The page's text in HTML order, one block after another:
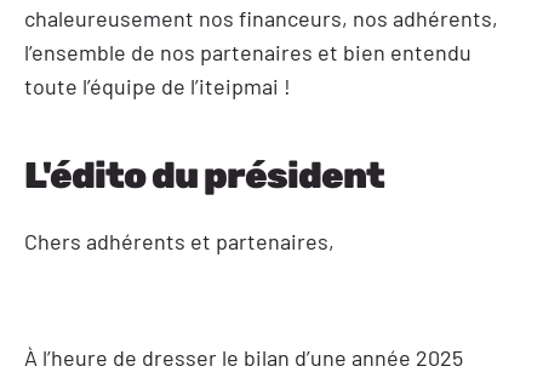
chaleureusement nos financeurs, nos adhérents,
l’ensemble de nos partenaires et bien entendu
toute l’équipe de l’iteipmai !
L'édito du président
Chers adhérents et partenaires,
À l’heure de dresser le bilan d’une année 2025